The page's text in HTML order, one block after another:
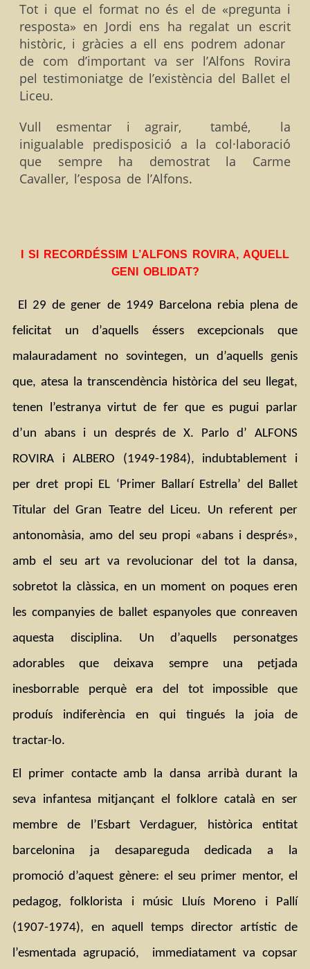
Tot i que el format no és el de «pregunta i
resposta» en Jordi ens ha regalat un escrit
històric, i gràcies a ell ens podrem adonar
de com d’important va ser l’Alfons Rovira
pel testimoniatge de l’existència del Ballet el
Liceu.
Vull esmentar i agrair, també, la
inigualable predisposició a la col·laboració
que sempre ha demostrat la Carme
Cavaller, l’esposa de l’Alfons.
I SI RECORDÉSSIM L’ALFONS ROVIRA, AQUELL
GENI OBLIDAT?
El 29 de gener de 1949 Barcelona rebia plena de
felicitat un d’aquells éssers excepcionals que
malauradament no sovintegen, un d’aquells genis
que, atesa la transcendència històrica del seu llegat,
tenen l’estranya virtut de fer que es pugui parlar
d’un abans i un després de X. Parlo d’ ALFONS
ROVIRA i ALBERO (1949-1984), indubtablement i
per dret propi EL ‘Primer Ballarí Estrella’ del Ballet
Titular del Gran Teatre del Liceu. Un referent per
antonomàsia, amo del seu propi «abans i després»,
amb el seu art va revolucionar del tot la dansa,
sobretot la clàssica, en un moment on poques eren
les companyies de ballet espanyoles que conreaven
aquesta disciplina. Un d’aquells personatges
adorables que deixava sempre una petjada
inesborrable perquè era del tot impossible que
produís indiferència en qui tingués la joia de
tractar-lo.
El primer contacte amb la dansa arribà durant la
seva infantesa mitjançant el folklore català en ser
membre de l’Esbart Verdaguer, històrica entitat
barcelonina ja desapareguda dedicada a la
promoció d’aquest gènere: el seu primer mentor, el
pedagog, folklorista i músic Lluís Moreno i Pallí
(1907-1974), en aquell temps director artístic de
l’esmentada agrupació,  immediatament va copsar